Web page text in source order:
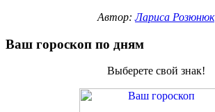
Автор:Лариса Розюнюк
Ваш гороскоп по дням
Выберете свой знак!